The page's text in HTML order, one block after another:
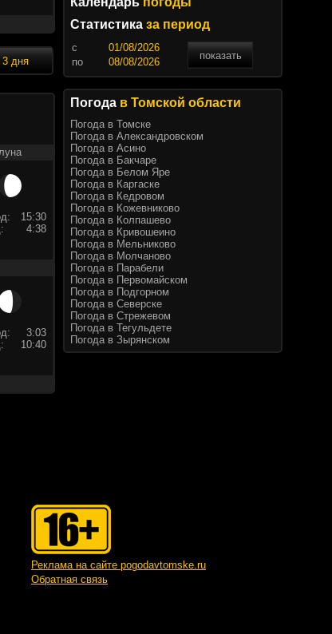
3 дня
15:30
4:38
3:03
10:40
Статистика за период
c
показать
по
Погода в Томской области
Погода в Томске
Погода в Александровском
Погода в Асино
Погода в Бакчаре
Погода в Белом Яре
Погода в Каргаске
Погода в Кедровом
Погода в Кожевниково
Погода в Колпашево
Погода в Кривошеино
Погода в Мельниково
Погода в Молчаново
Погода в Парабели
Погода в Первомайском
Погода в Подгорном
Погода в Северске
Погода в Стрежевом
Погода в Тегульдете
Погода в Зырянском
Реклама на сайте pogodavtomske.ru
Обратная связь